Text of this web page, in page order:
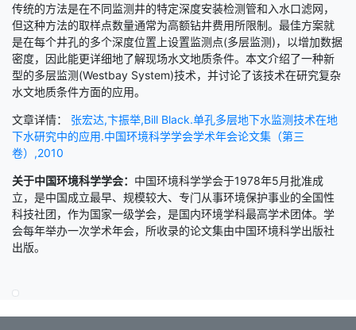
传统的方法是在不同监测井的特定深度安装检测管和入水口滤网，
但这种方法的取样点数量通常为高额钻井费用所限制。最佳方案就
是在每个井孔的多个深度位置上设置监测点(多层监测)，以增加数据
密度，因此能更详细地了解现场水文地质条件。本文介绍了一种新
型的多层监测(Westbay System)技术，并讨论了该技术在研究复杂
水文地质条件方面的应用。
文章详情：
张宏达,卞振举,Bill Black.单孔多层地下水监测技术在地
下水研究中的应用.中国环境科学学会学术年会论文集（第三
卷）,2010
关于中国环境科学学会： 中国环境科学学会于1978年5月批准成
立，是中国成立最早、规模较大、专门从事环境保护事业的全国性
科技社团，作为国家一级学会，是国内环境学科最高学术团体。学
会每年举办一次学术年会，所收录的论文集由中国环境科学出版社
出版。